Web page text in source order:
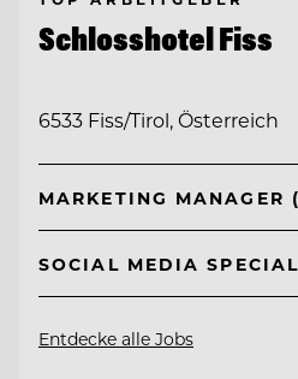
Schlosshotel Fiss
6533 Fiss/Tirol, Österreich
MARKETING MANAGER
SOCIAL MEDIA
Entdecke alle Jobs